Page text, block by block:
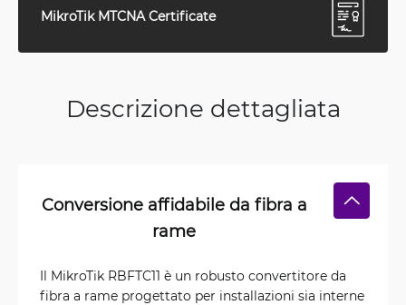
MikroTik MTCNA Certificate
Descrizione dettagliata
Conversione affidabile da fibra a
rame
Il MikroTik RBFTC11 è un robusto convertitore da
fibra a rame progettato per installazioni sia interne